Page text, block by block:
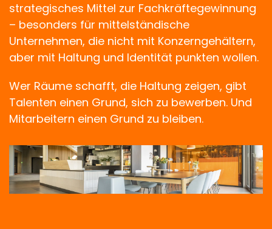
strategisches Mittel zur Fachkräftegewinnung
– besonders für mittelständische
Unternehmen, die nicht mit Konzerngehältern,
aber mit Haltung und Identität punkten wollen.
Wer Räume schafft, die Haltung zeigen, gibt
Talenten einen Grund, sich zu bewerben. Und
Mitarbeitern einen Grund zu bleiben.